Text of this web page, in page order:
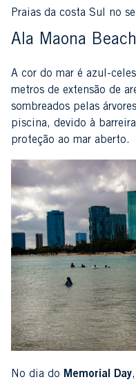
Praias da costa Sul no
Ala Maona Beach
A cor do mar é azul-
metros de extensão de
sombreados pelas
piscina, devido à
proteção ao mar aberto.
No dia do Memorial Day